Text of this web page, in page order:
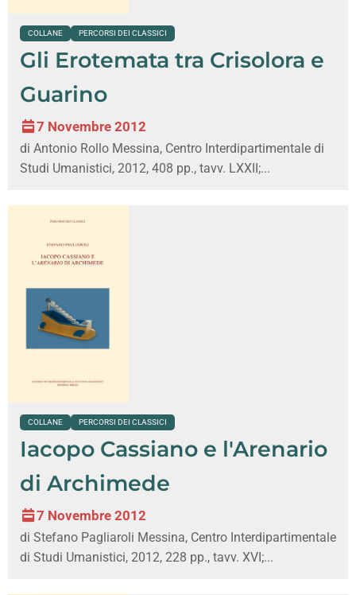
COLLANE PERCORSI DEI CLASSICI
Gli Erotemata tra Crisolora e
Guarino
7 Novembre 2012
di Antonio Rollo Messina, Centro Interdipartimentale di
Studi Umanistici, 2012, 408 pp., tavv. LXXII;...
COLLANE PERCORSI DEI CLASSICI
Iacopo Cassiano e l'Arenario
di Archimede
7 Novembre 2012
di Stefano Pagliaroli Messina, Centro Interdipartimentale
di Studi Umanistici, 2012, 228 pp., tavv. XVI;...